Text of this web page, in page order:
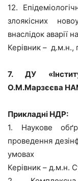
12.
злоякісних
внаслідок аварії
Керівник –
7. ДУ
О.М.Марзєєва
Прикладні НДР:
1. Наукове
проведення
умовах
Керівник – д.м.н.